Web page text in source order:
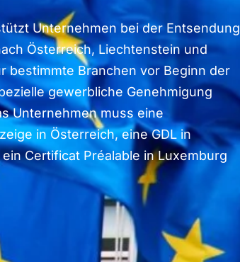
Unternehmen bei der Entsendung
Österreich, Liechtenstein und
bestimmte Branchen vor Beginn der
gewerbliche Genehmigung
Unternehmen muss eine
in Österreich, eine GDL in
Certificat Préalable in Luxemburg